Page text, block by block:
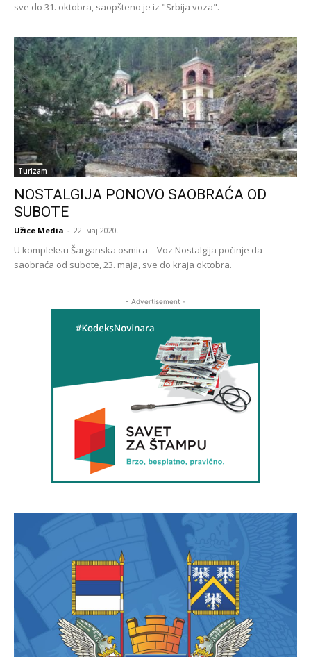
sve do 31. oktobra, saopšteno je iz "Srbija voza".
Turizam
NOSTALGIJA PONOVO SAOBRAĆA OD
SUBOTE
Užice Media - 22. мај 2020.
U kompleksu Šarganska osmica – Voz Nostalgija počinje da
saobraća od subote, 23. maja, sve do kraja oktobra.
- Advertisement -